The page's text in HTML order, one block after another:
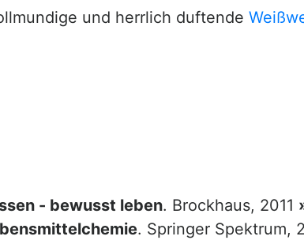
und herrlich duftende
- bewusst leben. Brockhaus, 2011
. Springer Spektrum,